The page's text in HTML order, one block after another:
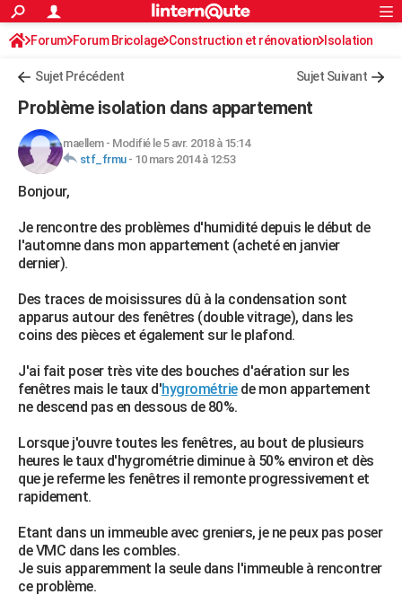
ACTUALITÉS
Politique
Société
Faits Divers
Education
Monde
Villes
+
FINANCE
Retraite
Impôts
Epargne
Immobilier
Risques naturels par ville
Banque
Assurance
Crédit
AUTO
Essais
Réserver un essai
Citadines
Berlines
SUV
Forum auto
+HIGH-TECH
Mobiles
Meilleur smartphone
Internet
Ordinateurs
Jeux vidéo
Guide high-tech
+BRICOLAGE
Forum
Aménagement intérieur
Extérieur
Cuisine
Salle de bains
Jardinage
Rangement
Guides de France
Week-end nature
LIFESTYLE
Modes de vie
Alimentation
Guide de la santé
Maladies
Médicaments
Sommeil
VOYAGE
GUIDES D'ACHAT
BONS PLANS
CARTE DE VOEUX
Carte de Noël
Carte Bonne année
Carte Saint-Valentin
Carte Pâques
Carte d'anniversaire
DICTIONNAIRE
Rechercher
S'inscrire
Connexion
Forum Forum Bricolage Construction et rénovation Isolation
Sujet Précédent Sujet Suivant
Problème isolation dans appartement
maellem- Modifié le 5 avr. 2018 à 15:14
stf_frmu- 10 mars 2014 à 12:53
Bonjour,
Je rencontre des problèmes d'humidité depuis le début de
l'automne dans mon appartement (acheté en janvier
dernier).
Des traces de moisissures dû à la condensation sont
apparus autour des fenêtres (double vitrage), dans les
coins des pièces et également sur le plafond.
J'ai fait poser très vite des bouches d'aération sur les
fenêtres mais le taux d'hygrométriede mon appartement
ne descend pas en dessous de 80%.
Lorsque j'ouvre toutes les fenêtres, au bout de plusieurs
heures le taux d'hygrométrie diminue à 50% environ et dès
que je referme les fenêtres il remonte progressivement et
rapidement.
Etant dans un immeuble avec greniers, je ne peux pas poser
de VMC dans les combles.
Je suis apparemment la seule dans l'immeuble à rencontrer
ce problème.